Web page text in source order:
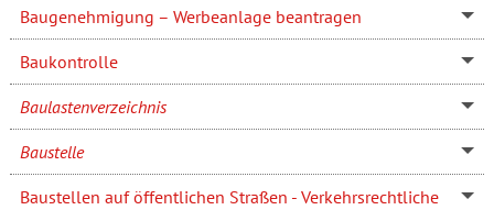
Baugenehmigung – Werbeanlage beantragen
Baukontrolle
Baulastenverzeichnis
Baustelle
Baustellen auf öffentlichen Straßen - Verkehrsrechtliche